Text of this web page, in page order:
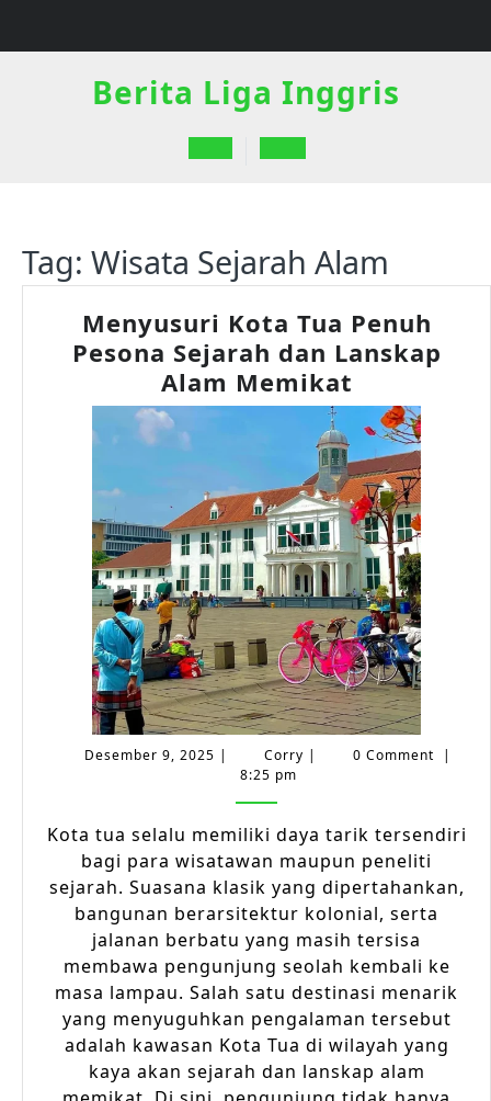
Berita Liga Inggris
Open
Tag: Wisata Sejarah Alam
Menyusuri Kota Tua Penuh
Pesona Sejarah dan Lanskap
Alam Memikat
Kota
Tua
Penuh
Pesona
Sejarah
dan
Lanskap
Alam
Memikat
Desember 9, 2025 Desember
| Corry Corry
| 0 Comment
|
8:25 pm
Kota tua selalu memiliki daya tarik tersendiri
bagi para wisatawan maupun peneliti
sejarah. Suasana klasik yang dipertahankan,
bangunan berarsitektur kolonial, serta
jalanan berbatu yang masih tersisa
membawa pengunjung seolah kembali ke
masa lampau. Salah satu destinasi menarik
yang menyuguhkan pengalaman tersebut
adalah kawasan Kota Tua di wilayah yang
kaya akan sejarah dan lanskap alam